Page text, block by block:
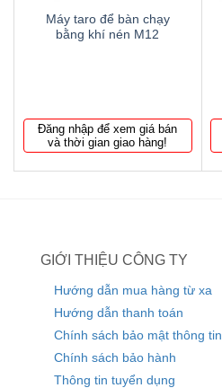
Máy taro để bàn chạy
bằng khí nén M12
Đăng nhập để xem giá bán
và thời gian giao hàng!
GIỚI THIỆU CÔNG TY
Hướng dẫn mua hàng từ xa
Hướng dẫn thanh toán
Chính sách bảo mật thông tin
Chính sách bảo hành
Thông tin tuyển dụng